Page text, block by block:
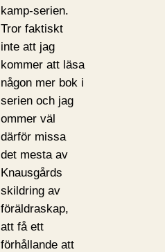
kamp-serien.
Tror faktiskt
inte att jag
kommer att läsa
någon mer bok i
serien och jag
ommer väl
därför missa
det mesta av
Knausgårds
skildring av
föräldraskap,
att få ett
förhållande att